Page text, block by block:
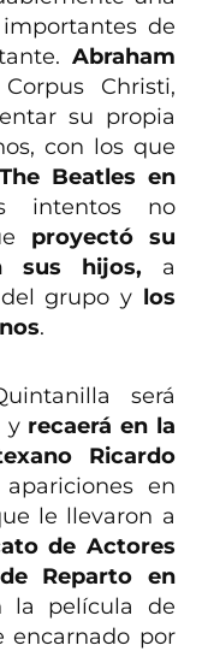
de
Abraham
Christi,
su propia
con los que
The Beatles en
intentos no
proyectó su
sus hijos, a
grupo y los
.
será
yrecaerá en la
Ricardo
en
le llevaron a
de Actores
Reparto en
la película de
encarnado por